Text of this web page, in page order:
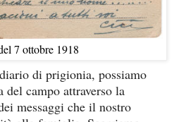
7 ottobre 1918
di prigionia, possiamo
campo attraverso la
messaggi che il nostro